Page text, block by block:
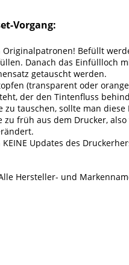
Vorgang:
Originalpatronen! Befüllt
Danach das Einfüllloch
getauscht werden.
(transparent oder
der den Tintenfluss
tauschen, sollte man
früh aus dem Drucker,
Updates des
Hersteller- und